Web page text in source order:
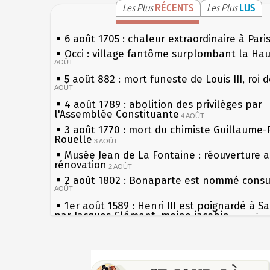
Les PlusRÉCENTS Les PlusLUS
6 août 1705 : chaleur extraordinaire à Paris
Occi : village fantôme surplombant la
AOÛT
5 août 882 : mort funeste de Louis III, roi
AOÛT
4 août 1789 : abolition des privilèges par
l'Assemblée Constituante 4 AOÛT
3 août 1770 : mort du chimiste Guillaume-
Rouelle 3 AOÛT
Musée Jean de La Fontaine : réouverture
rénovation 2 AOÛT
2 août 1802 : Bonaparte est nommé
AOÛT
1er août 1589 : Henri III est poignardé à
par Jacques Clément, moine jacobin 1ER AOÛT
Chocolat Poulain 30 JUILLET
les siècles